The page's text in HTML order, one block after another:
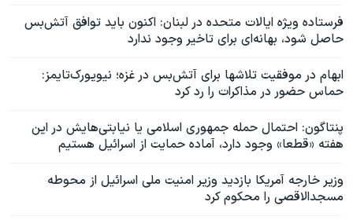
فرستاده ویژه ایالات متحده در لبنان: اکنون باید توافق آتش‌بس
حاصل شود، بهانه‌ای برای تاخیر وجود ندارد
ابهام در موفقیت تلاشها برای آتش‌بس در غزه؛ نیویورک‌تایمز:
حماس حضور در مذاکرات را رد کرد
پنتاگون: احتمال حمله جمهوری اسلامی یا نیابتی‌هایش در این
هفته «قطعا» وجود دارد، آماده حمایت از اسرائیل هستیم
وزیر خارجه آمریکا بازدید وزیر امنیت ملی اسرائيل از محوطه
مسجدالاقصی را محکوم کرد